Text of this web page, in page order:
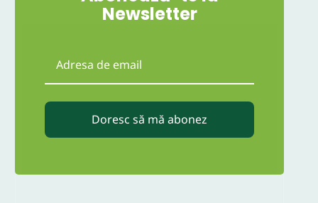
Newsletter
Doresc să mă abonez